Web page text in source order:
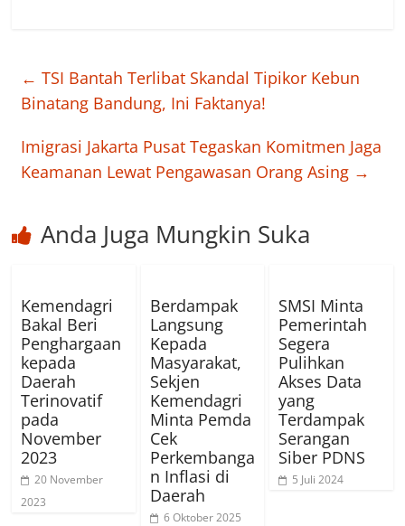
← TSI Bantah Terlibat Skandal Tipikor Kebun
Binatang Bandung, Ini Faktanya!
Imigrasi Jakarta Pusat Tegaskan Komitmen Jaga
Keamanan Lewat Pengawasan Orang Asing →
Anda Juga Mungkin Suka
Kemendagri
Bakal Beri
Penghargaan
kepada
Daerah
Terinovatif
pada
November
2023
20 November
2023
Berdampak
Langsung
Kepada
Masyarakat,
Sekjen
Kemendagri
Minta Pemda
Cek
Perkembanga
n Inflasi di
Daerah
6 Oktober 2025
SMSI Minta
Pemerintah
Segera
Pulihkan
Akses Data
yang
Terdampak
Serangan
Siber PDNS
5 Juli 2024